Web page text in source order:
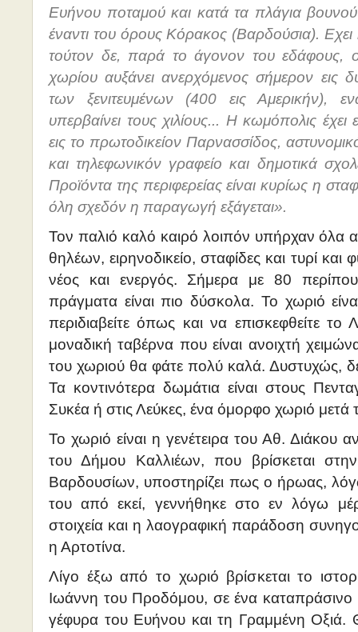
Ευήνου ποταμού και κατά τα πλάγια βουνού
έναντι του όρους Κόρακος (Βαρδούσια). Εχει
τούτον δε, παρά το άγονον του εδάφους,
χωρίου αυξάνει ανερχόμενος σήμερον εις
των ξενιτευμένων (400 εις Αμερικήν),
υπερβαίνει τους χιλίους... Η κωμόπολις έχει
εις το πρωτοδικείον Παρνασσίδος,
και τηλεφωνικόν γραφείο και δημοτικά
Προϊόντα της περιφερείας είναι κυρίως η
όλη σχεδόν η παραγωγή εξάγεται».
Τον παλιό καλό καιρό λοιπόν υπήρχαν όλα
θηλέων, ειρηνοδικείο, σταφίδες και τυρί
νέος και ενεργός. Σήμερα με 80
πράγματα είναι πιο δύσκολα. Το χωριό
περιδιαβείτε όπως και να επισκεφθείτε
μοναδική ταβέρνα που είναι ανοιχτή
του χωριού θα φάτε πολύ καλά. Δυστυχώς,
Τα κοντινότερα δωμάτια είναι στους
Συκέα ή στις Λεύκες, ένα όμορφο χωριό μετά
Το χωριό είναι η γενέτειρα του Αθ. Διάκου
του Δήμου Καλλιέων, που βρίσκεται
Βαρδουσίων, υποστηρίζει πως ο ήρωας,
του από εκεί, γεννήθηκε στο εν λόγω
στοιχεία και η λαογραφική παράδοση
η Αρτοτίνα.
Λίγο έξω από το χωριό βρίσκεται το
Ιωάννη του Προδόμου, σε ένα καταπράσινο
γέφυρα του Ευήνου και τη Γραμμένη Οξιά.